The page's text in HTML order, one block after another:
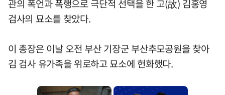
관의 폭언과 폭행으로 극단적 선택을 한 고(故) 김홍영
검사의 묘소를 찾았다.
이 총장은 이날 오전 부산 기장군 부산추모공원을 찾아
김 검사 유가족을 위로하고 묘소에 헌화했다.